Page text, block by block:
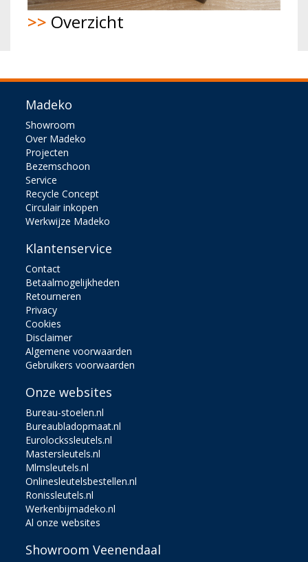
>> Overzicht
Madeko
Showroom
Over Madeko
Projecten
Bezemschoon
Service
Recycle Concept
Circulair inkopen
Werkwijze Madeko
Klantenservice
Contact
Betaalmogelijkheden
Retourneren
Privacy
Cookies
Disclaimer
Algemene voorwaarden
Gebruikers voorwaarden
Onze websites
Bureau-stoelen.nl
Bureaubladopmaat.nl
Eurolockssleutels.nl
Mastersleutels.nl
Mlmsleutels.nl
Onlinesleutelsbestellen.nl
Ronissleutels.nl
Werkenbijmadeko.nl
Al onze websites
Showroom Veenendaal